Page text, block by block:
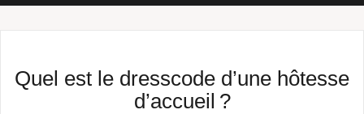
Quel est le dresscode d’une hôtesse
d’accueil ?